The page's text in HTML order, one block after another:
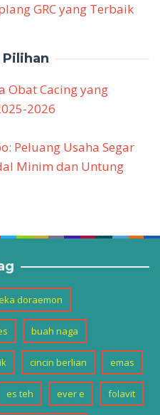
GRC yang Terbaik
Obat Cacing yang
2026
Peluang Usaha Segar
Minim dan Untung
doraemon
buah naga
cincin berlian emas
es teh ever e folavit